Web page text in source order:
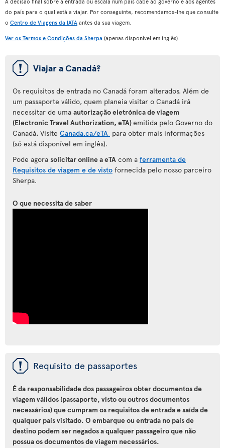
do país para o qual está a viajar. Por conseguinte, recomendamos-lhe que consulte
o Centro de Viagens da IATA antes da sua viagem.
Ver os Termos e Condições da Sherpa (apenas disponível em inglês).
ü Viajar a Canadá?
Os requisitos de entrada no Canadá foram alterados. Além de
um passaporte válido, quem planeia visitar o Canadá irá
necessitar de uma autorização eletrónica de viagem
(Electronic Travel Authorization, eTA)emitida pelo Governo do
Canadá. Visite Canada.ca/eTA para obter mais informações
(só está disponível em inglês).
Pode agora solicitar online a eTA com a ferramenta de
Requisitos de viagem e de visto fornecida pelo nosso parceiro
Sherpa.
O que necessita de saber
ü Requisito de passaportes
É da responsabilidade dos passageiros obter documentos de
viagem válidos (passaporte, visto ou outros documentos
necessários) que cumpram os requisitos de entrada e saída de
qualquer país visitado. O embarque ou entrada no país de
destino podem ser negados a qualquer passageiro que não
possua os documentos de viagem necessários.